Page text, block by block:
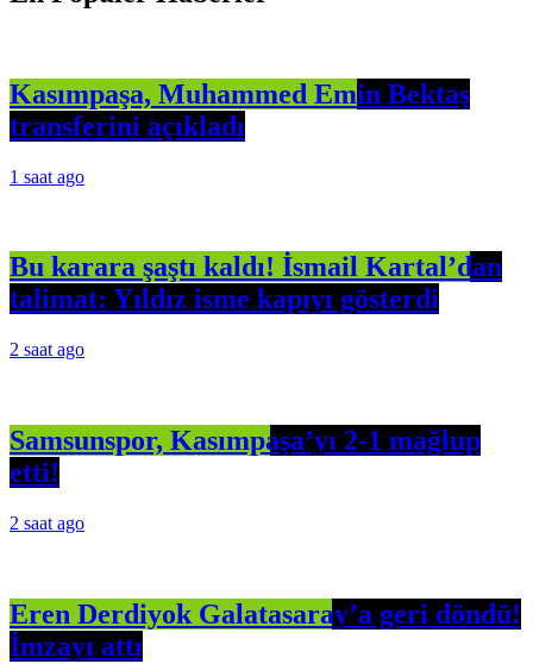
Kasımpaşa, Muhammed Emin Bektaş
transferini açıkladı
1 saat ago
Bu karara şaştı kaldı! İsmail Kartal’dan
talimat: Yıldız isme kapıyı gösterdi
2 saat ago
Samsunspor, Kasımpaşa’yı 2-1 mağlup
etti!
2 saat ago
Eren Derdiyok Galatasaray’a geri döndü!
İmzayı attı